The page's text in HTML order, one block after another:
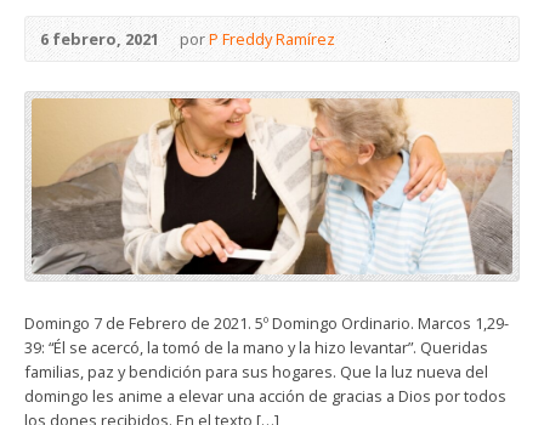
6 febrero, 2021 porP Freddy Ramírez
Domingo 7 de Febrero de 2021. 5º Domingo Ordinario. Marcos 1,29-
39: “Él se acercó, la tomó de la mano y la hizo levantar”. Queridas
familias, paz y bendición para sus hogares. Que la luz nueva del
domingo les anime a elevar una acción de gracias a Dios por todos
los dones recibidos. En el texto […]